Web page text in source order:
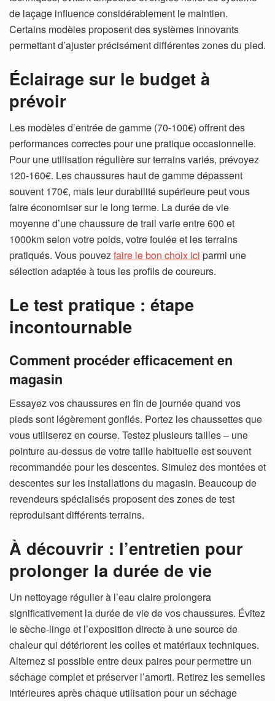
de laçage influence considérablement le maintien.
Certains modèles proposent des systèmes innovants
permettant d’ajuster précisément différentes zones du pied.
Éclairage sur le budget à
prévoir
Les modèles d’entrée de gamme (70-100€) offrent des
performances correctes pour une pratique occasionnelle.
Pour une utilisation régulière sur terrains variés, prévoyez
120-160€. Les chaussures haut de gamme dépassent
souvent 170€, mais leur durabilité supérieure peut vous
faire économiser sur le long terme. La durée de vie
moyenne d’une chaussure de trail varie entre 600 et
1000km selon votre poids, votre foulée et les terrains
pratiqués. Vous pouvezfaire le bon choix ici parmi une
sélection adaptée à tous les profils de coureurs.
Le test pratique : étape
incontournable
Comment procéder efficacement en
magasin
Essayez vos chaussures en fin de journée quand vos
pieds sont légèrement gonflés. Portez les chaussettes que
vous utiliserez en course. Testez plusieurs tailles – une
pointure au-dessus de votre taille habituelle est souvent
recommandée pour les descentes. Simulez des montées et
descentes sur les installations du magasin. Beaucoup de
revendeurs spécialisés proposent des zones de test
reproduisant différents terrains.
À découvrir : l’entretien pour
prolonger la durée de vie
Un nettoyage régulier à l’eau claire prolongera
significativement la durée de vie de vos chaussures. Évitez
le sèche-linge et l’exposition directe à une source de
chaleur qui détériorent les colles et matériaux techniques.
Alternez si possible entre deux paires pour permettre un
séchage complet et préserver l’amorti. Retirez les semelles
intérieures après chaque utilisation pour un séchage